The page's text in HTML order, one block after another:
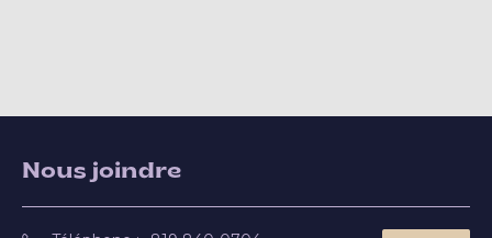
Nous joindre